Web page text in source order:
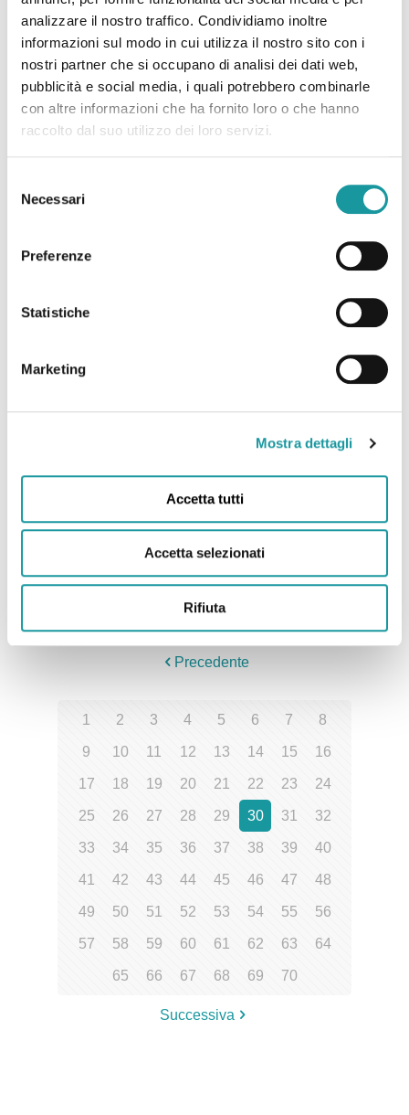
analizzare il nostro traffico. Condividiamo inoltre
informazioni sul modo in cui utilizza il nostro sito con i
nostri partner che si occupano di analisi dei dati web,
pubblicità e social media, i quali potrebbero combinarle
con altre informazioni che ha fornito loro o che hanno
raccolto dal suo utilizzo dei loro servizi.
delNecessari
Preferenze
Statistiche
Marketing
Mostra dettagli
Accetta tutti
Accetta selezionati
Rifiuta
le ricevono il 60% dei bimbi
che ne avrebbero diritto”
Il servizio di Rai TG3 Emilia Romagna relativo a
https://www.rainews.it/tgr/emiliaromagna/video/2023/
palliative-a-bologna-le-ricevono-il-60-dei-bimbi-
che-ne-avrebbero-diritto-a8ce0882-2bae-4312-
b84d-ae137a86349e.html?nxtep
Leggi tutto
09.06.2023 – Corriere di
Bologna – “Giro di BOa, giochi
e festa per le famiglie”
di BOa: il Giro d’Italia delle CPP fa tappa a
Precedente
1 2 3 4 5 6 7 8
9 10 11 12 13 14 15 16
17 18 19 20 21 22 23 24
25 26 27 28 29 30 31 32
33 34 35 36 37 38 39 40
41 42 43 44 45 46 47 48
49 50 51 52 53 54 55 56
57 58 59 60 61 62 63 64
65 66 67 68 69 70
Successiva